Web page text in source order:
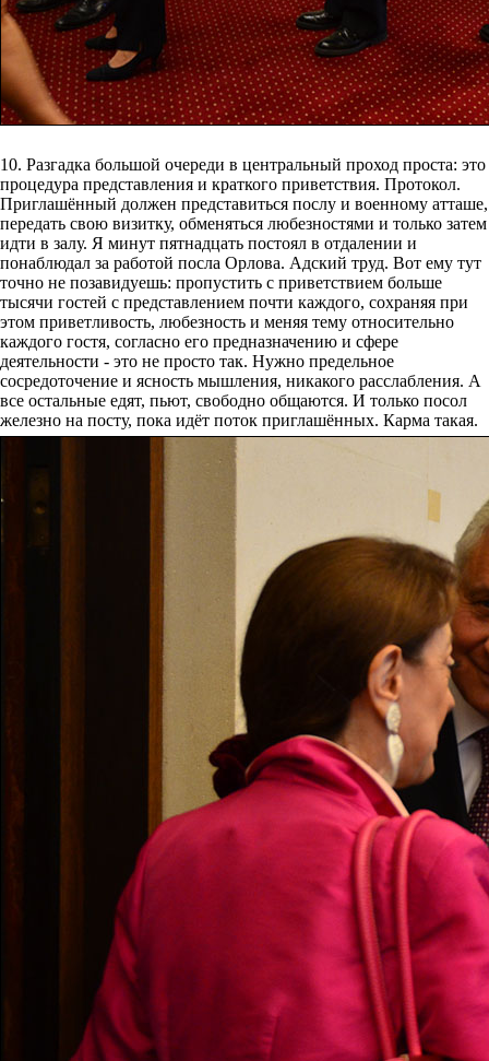
10. Разгадка большой очереди в центральный проход проста: это
процедура представления и краткого приветствия. Протокол.
Приглашённый должен представиться послу и военному атташе,
передать свою визитку, обменяться любезностями и только затем
идти в залу. Я минут пятнадцать постоял в отдалении и
понаблюдал за работой посла Орлова. Адский труд. Вот ему тут
точно не позавидуешь: пропустить с приветствием больше
тысячи гостей с представлением почти каждого, сохраняя при
этом приветливость, любезность и меняя тему относительно
каждого гостя, согласно его предназначению и сфере
деятельности - это не просто так. Нужно предельное
сосредоточение и ясность мышления, никакого расслабления. А
все остальные едят, пьют, свободно общаются. И только посол
железно на посту, пока идёт поток приглашённых. Карма такая.